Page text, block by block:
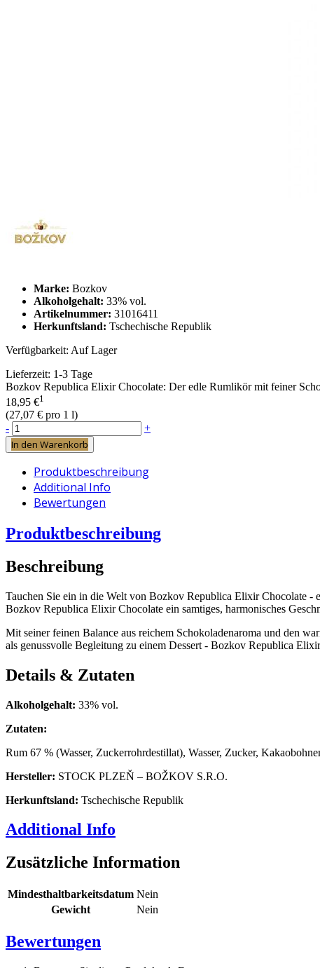
Marke: Bozkov
Alkoholgehalt: 33% vol.
Artikelnummer: 31016411
Herkunftsland: Tschechische Republik
Verfügbarkeit: Auf Lager
Lieferzeit: 1-3 Tage
Bozkov Republica Elixir Chocolate: Der edle Rumlikör mit feiner
18,95 €1
(27,07 € pro 1 l)
-
+
In den Warenkorb
Produktbeschreibung
Additional Info
Bewertungen
Produktbeschreibung
Beschreibung
Tauchen Sie ein in die Welt von Bozkov Republica Elixir Chocolate -
Bozkov Republica Elixir Chocolate ein samtiges, harmonisches
Mit seiner feinen Balance aus reichem Schokoladenaroma und den
als genussvolle Begleitung zu einem Dessert - Bozkov Republica
Details & Zutaten
Alkoholgehalt: 33% vol.
Zutaten:
Rum 67 % (Wasser, Zuckerrohrdestillat), Wasser, Zucker,
Hersteller: STOCK PLZEŇ – BOŽKOV S.R.O.
Herkunftsland: Tschechische Republik
Additional Info
Zusätzliche Information
Mindesthaltbarkeitsdatum Nein
Gewicht
Nein
Bewertungen